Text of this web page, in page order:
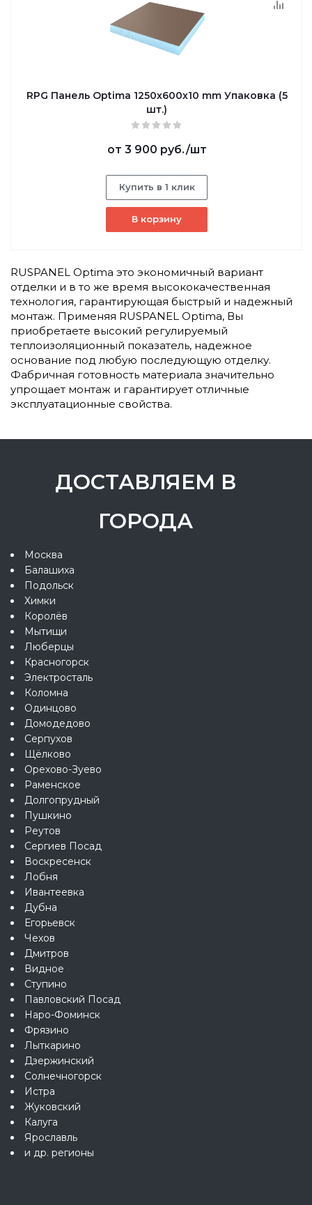
RPG Панель Optima 1250х600х10 mm Упаковка (5
шт.)
от 3 900 руб./шт
Купить в 1 клик
В корзину
RUSPANEL Optima это экономичный вариант
отделки и в то же время высококачественная
технология, гарантирующая быстрый и надежный
монтаж. Применяя RUSPANEL Optima, Вы
приобретаете высокий регулируемый
теплоизоляционный показатель, надежное
основание под любую последующую отделку.
Фабричная готовность материала значительно
упрощает монтаж и гарантирует отличные
эксплуатационные свойства.
ДОСТАВЛЯЕМ В
ГОРОДА
Москва
Балашиха
Подольск
Химки
Королёв
Мытищи
Люберцы
Красногорск
Электросталь
Коломна
Одинцово
Домодедово
Серпухов
Щёлково
Орехово-Зуево
Раменское
Долгопрудный
Пушкино
Реутов
Сергиев Посад
Воскресенск
Лобня
Ивантеевка
Дубна
Егорьевск
Чехов
Дмитров
Видное
Ступино
Павловский Посад
Наро-Фоминск
Фрязино
Лыткарино
Дзержинский
Солнечногорск
Истра
Жуковский
Калуга
Ярославль
и др. регионы